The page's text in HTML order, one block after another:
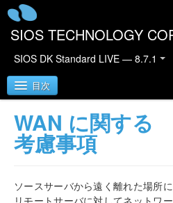
SIOS TECHNOLOGY
SIOS DK Standard LIVE — 8.7.1
目次
SIOS DataKeeper for
DataKeeper for Windows テ
WAN に関する
考慮事項
ソースサーバから遠く離れた場所
リモートサーバに対してネットワ